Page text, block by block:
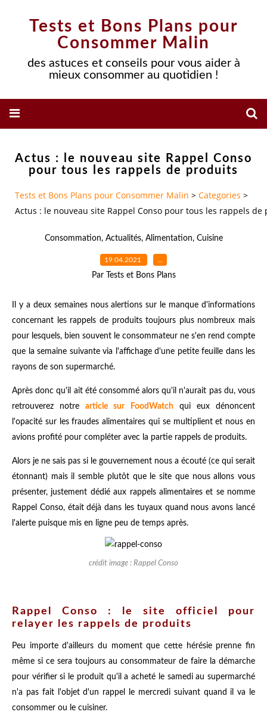
Tests et Bons Plans pour
Consommer Malin
des astuces et conseils pour vous aider à
mieux consommer au quotidien !
Actus : le nouveau site Rappel Conso
pour tous les rappels de produits
Tests et Bons Plans pour Consommer Malin > Categories >
Actus : le nouveau site Rappel Conso pour tous les rappels de
Consommation, Actualités, Alimentation, Cuisine
19.04.2021 …
Par Tests et Bons Plans
Il y a deux semaines nous alertions sur le manque d'informations
concernant les rappels de produits toujours plus nombreux mais
pour lesquels, bien souvent le consommateur ne s'en rend compte
que la semaine suivante via l'affichage d'une petite feuille dans les
rayons de son supermarché.
Après donc qu'il ait été consommé alors qu'il n'aurait pas du, vous
retrouverez notrearticle sur FoodWatchqui eux dénoncent
l'opacité sur les fraudes alimentaires qui se multiplient et nous en
avions profité pour compléter avec la partie rappels de produits.
Alors je ne sais pas si le gouvernement nous a écouté (ce qui serait
étonnant) mais il semble plutôt que le site que nous allons vous
présenter, justement dédié aux rappels alimentaires et se nomme
Rappel Conso, était déjà dans les tuyaux quand nous avons lancé
l'alerte puisque mis en ligne peu de temps après.
crédit image : Rappel Conso
Rappel Conso : le site officiel pour
relayer les rappels de produits
Peu importe d'ailleurs du moment que cette hérésie prenne fin
même si ce sera toujours au consommateur de faire la démarche
pour vérifier si le produit qu'il a acheté le samedi au supermarché
n'a pas fait l'objet d'un rappel le mercredi suivant quand il va le
consommer ou le cuisiner.